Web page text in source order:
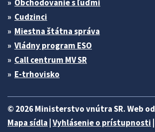
Obchodovanie s ľuďmi
Cudzinci
Miestna štátna správa
Vládny program ESO
Call centrum MV SR
E-trhovisko
© 2026 Ministerstvo vnútra SR. Web od
Mapa sídla Vyhlásenie o prístupnosti